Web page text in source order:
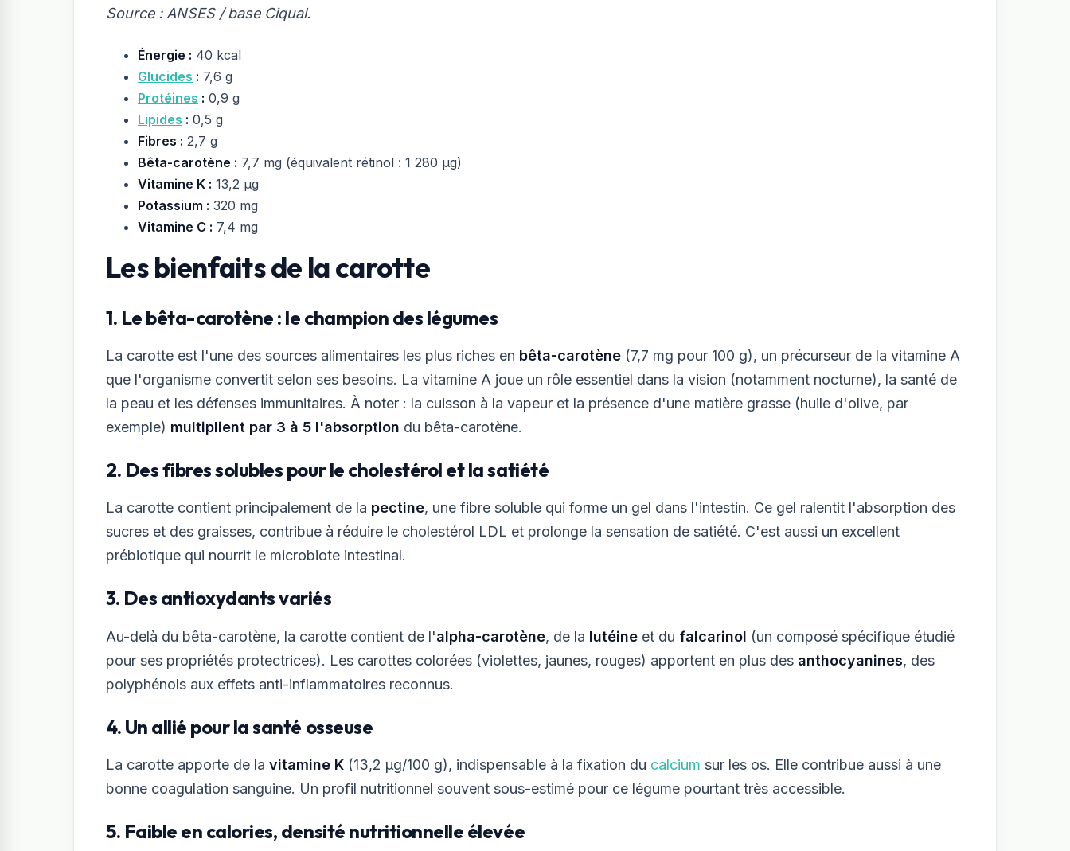
Source : ANSES / base Ciqual.
Énergie : 40 kcal
Glucides : 7,6 g
Protéines : 0,9 g
Lipides : 0,5 g
Fibres : 2,7 g
Bêta-carotène : 7,7 mg (équivalent rétinol : 1 280 µg)
Vitamine K : 13,2 µg
Potassium : 320 mg
Vitamine C : 7,4 mg
Les bienfaits de la carotte
1. Le bêta-carotène : le champion des légumes
La carotte est l'une des sources alimentaires les plus riches en bêta-carotène (7,7 mg pour 100 g), un précurseur de la vitamine A
que l'organisme convertit selon ses besoins. La vitamine A joue un rôle essentiel dans la vision (notamment nocturne), la santé de
la peau et les défenses immunitaires. À noter : la cuisson à la vapeur et la présence d'une matière grasse (huile d'olive, par
exemple) multiplient par 3 à 5 l'absorption du bêta-carotène.
2. Des fibres solubles pour le cholestérol et la satiété
La carotte contient principalement de la pectine, une fibre soluble qui forme un gel dans l'intestin. Ce gel ralentit l'absorption des
sucres et des graisses, contribue à réduire le cholestérol LDL et prolonge la sensation de satiété. C'est aussi un excellent
prébiotique qui nourrit le microbiote intestinal.
3. Des antioxydants variés
Au-delà du bêta-carotène, la carotte contient de l'alpha-carotène, de la lutéine et du falcarinol (un composé spécifique étudié
pour ses propriétés protectrices). Les carottes colorées (violettes, jaunes, rouges) apportent en plus des anthocyanines, des
polyphénols aux effets anti-inflammatoires reconnus.
4. Un allié pour la santé osseuse
La carotte apporte de la vitamine K (13,2 µg/100 g), indispensable à la fixation du calcium sur les os. Elle contribue aussi à une
bonne coagulation sanguine. Un profil nutritionnel souvent sous-estimé pour ce légume pourtant très accessible.
5. Faible en calories, densité nutritionnelle élevée